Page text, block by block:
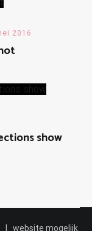
2016
show
| website mogelijk